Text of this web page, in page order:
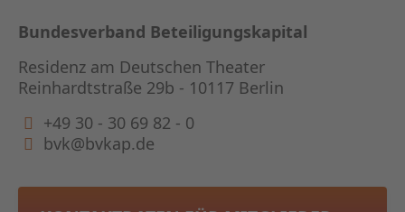
Bundesverband Beteiligungskapital
Residenz am Deutschen Theater
Reinhardtstraße 29b - 10117 Berlin
+49 30 - 30 69 82 - 0
bvk@bvkap.de